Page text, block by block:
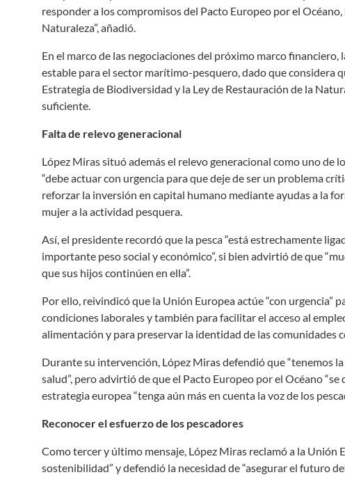
responder a los compromisos del Pacto Europeo por el
Naturaleza”, añadió.
En el marco de las negociaciones del próximo marco
estable para el sector marítimo-pesquero, dado que considera
Estrategia de Biodiversidad y la Ley de Restauración de la
suficiente.
Falta de relevo generacional
López Miras situó además el relevo generacional como uno de
“debe actuar con urgencia para que deje de ser un problema
reforzar la inversión en capital humano mediante ayudas a la
mujer a la actividad pesquera.
Así, el presidente recordó que la pesca “está estrechamente
importante peso social y económico”, si bien advirtió de que
que sus hijos continúen en ella”.
Por ello, reivindicó que la Unión Europea actúe “con urgencia”
condiciones laborales y también para facilitar el acceso al
alimentación y para preservar la identidad de las comunidades
Durante su intervención, López Miras defendió que “tenemos
salud”, pero advirtió de que el Pacto Europeo por el Océano
estrategia europea “tenga aún más en cuenta la voz de los
Reconocer el esfuerzo de los pescadores
Como tercer y último mensaje, López Miras reclamó a la Unión
sostenibilidad” y defendió la necesidad de “asegurar el futuro